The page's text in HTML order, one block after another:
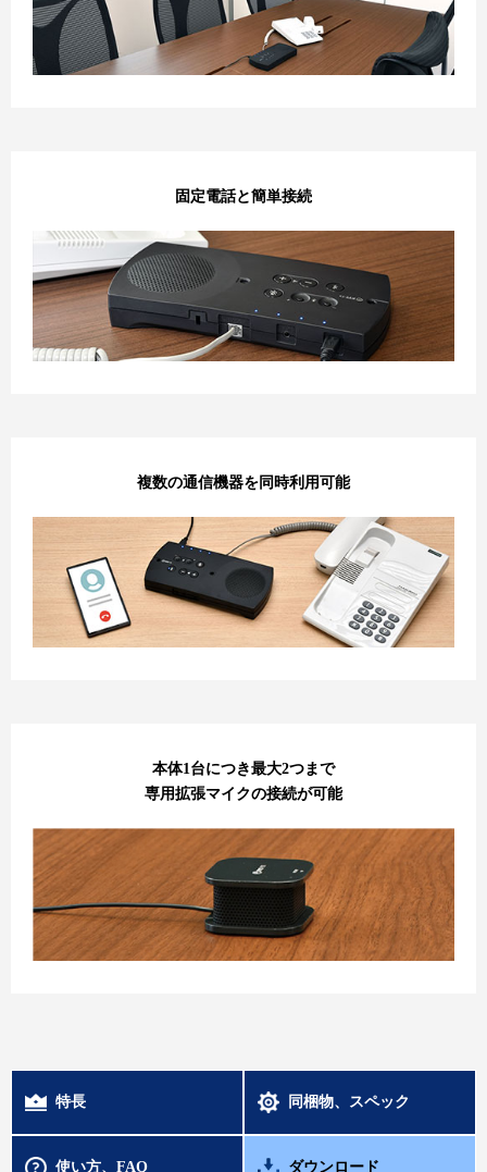
固定電話と簡単接続
複数の通信機器を同時利用可能
本体1台につき最大2つまで
専用拡張マイクの接続が可能
特長 同梱物、スペック
使い方、FAQ ダウンロード